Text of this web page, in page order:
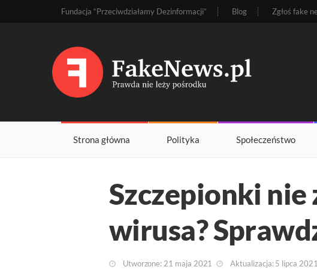
Fundacja “Przeciwdziałamy Dezinformacji” Blog Zgłoś fake
Strona główna Polityka Społeczeństwo
Szczepionki
wirusa?
Utworzone: 21 maja 2021 Aktualizacja: 5 lipca 2021